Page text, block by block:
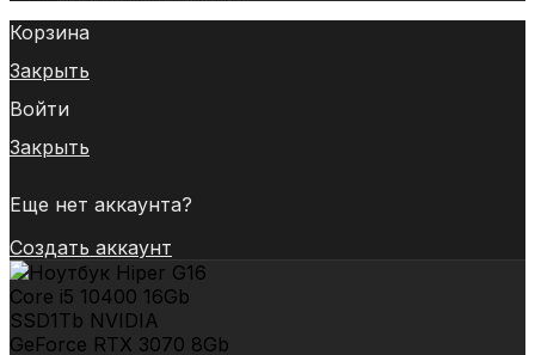
Корзина
Закрыть
Войти
Закрыть
Еще нет аккаунта?
Создать аккаунт